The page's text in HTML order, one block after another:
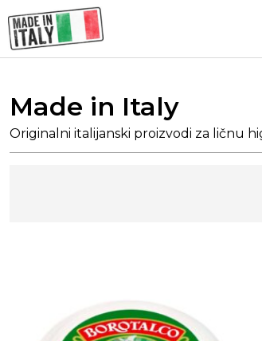
Made in Italy
Originalni italijanski proizvodi za ličnu